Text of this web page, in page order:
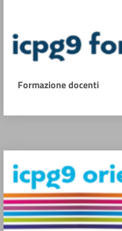
Formazione docenti